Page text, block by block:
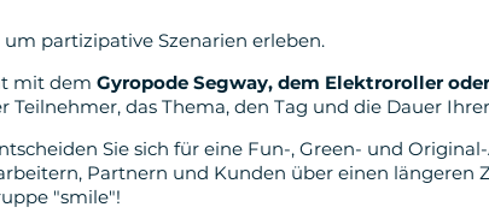
partizipative Szenarien erleben.
mit dem Gyropode Segway, dem Elektroroller
das Thema, den Tag und die Dauer
Sie sich für eine Fun-, Green- und
Partnern und Kunden über einen längeren
"smile"!